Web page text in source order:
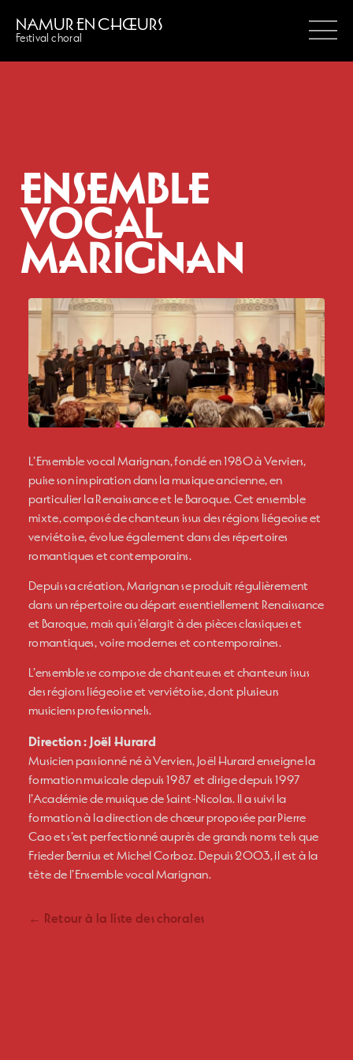
NAMUR EN CHŒURS
Festival choral
ENSEMBLE
VOCAL
MARIGNAN
L’Ensemble vocal Marignan, fondé en 1980 à Verviers,
puise son inspiration dans la musique ancienne, en
particulier la Renaissance et le Baroque. Cet ensemble
mixte, composé de chanteurs issus des régions liégeoise et
verviétoise, évolue également dans des répertoires
romantiques et contemporains.
Depuis sa création, Marignan se produit régulièrement
dans un répertoire au départ essentiellement Renaissance
et Baroque, mais qui s’élargit à des pièces classiques et
romantiques, voire modernes et contemporaines.
L’ensemble se compose de chanteuses et chanteurs issus
des régions liégeoise et verviétoise, dont plusieurs
musiciens professionnels.
Direction : Joël Hurard
Musicien passionné né à Verviers, Joël Hurard enseigne la
formation musicale depuis 1987 et dirige depuis 1997
l’Académie de musique de Saint-Nicolas. Il a suivi la
formation à la direction de chœur proposée par Pierre
Cao et s’est perfectionné auprès de grands noms tels que
Frieder Bernius et Michel Corboz. Depuis 2003, il est à la
tête de l’Ensemble vocal Marignan.
← Retour à la liste des chorales